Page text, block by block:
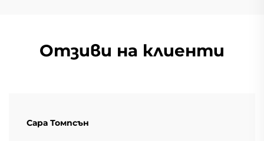
Отзиви на клиенти
Сара Томпсън